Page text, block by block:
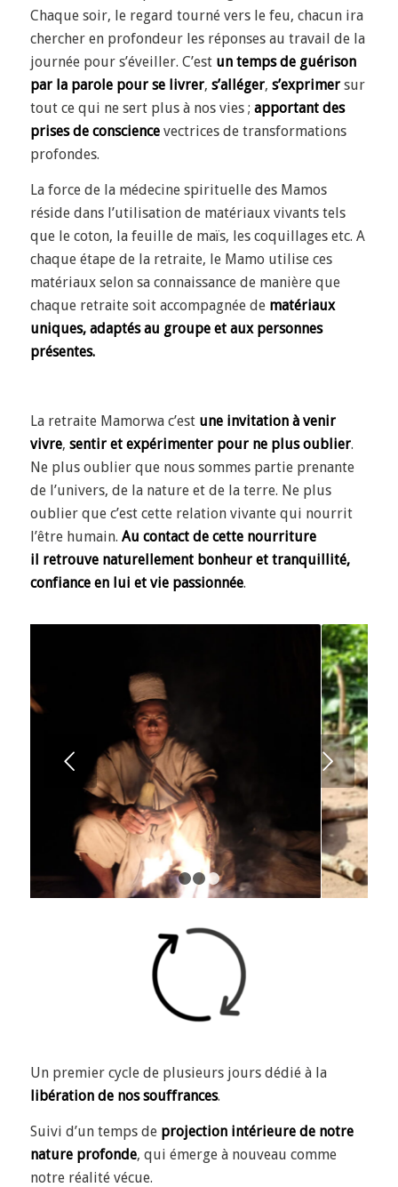
Chaque soir, le regard tourné vers le feu, chacun ira
chercher en profondeur les réponses au travail de la
journée pour s’éveiller. C’est un temps de guérison
par la parole pour se livrer, s’alléger, s’exprimer sur
tout ce qui ne sert plus à nos vies ; apportant des
prises de conscience vectrices de transformations
profondes.
La force de la médecine spirituelle des Mamos
réside dans l’utilisation de matériaux vivants tels
que le coton, la feuille de maïs, les coquillages etc. A
chaque étape de la retraite, le Mamo utilise ces
matériaux selon sa connaissance de manière que
chaque retraite soit accompagnée de matériaux
uniques, adaptés au groupe et aux personnes
présentes.
La retraite Mamorwa c’est une invitation à venir
vivre, sentir et expérimenter pour ne plus oublier.
Ne plus oublier que nous sommes partie prenante
de l’univers, de la nature et de la terre. Ne plus
oublier que c’est cette relation vivante qui nourrit
l’être humain. Au contact de cette nourriture
il retrouve naturellement bonheur et tranquillité,
confiance en lui et vie passionnée.
Suivant
1 2 3
Un premier cycle de plusieurs joursdédié à la
libération de nos souffrances.
Suivi d’un tempsde projection intérieure de notre
nature profonde, qui émerge à nouveau comme
notre réalité vécue.